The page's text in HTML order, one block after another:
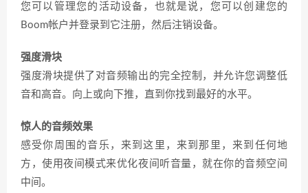
您可以管理您的活动设备，也就是说，您可以创建您的
Boom帐户并登录到它注册，然后注销设备。
强度滑块
强度滑块提供了对音频输出的完全控制，并允许您调整低
音和高音。向上或向下推，直到你找到最好的水平。
惊人的音频效果
感受你周围的音乐，来到这里，来到那里，来到任何地
方，使用夜间模式来优化夜间听音量，就在你的音频空间
中间。